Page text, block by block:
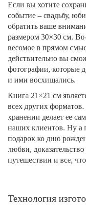
Если вы хотите
событие – свадьбу,
обратить ваше
размером 30×30 см.
весомое в прямом
действительно вы
фотографии, которые
и ими восхищались.
Книга 21×21 см
всех других форматов.
хранении делает ее
наших клиентов. Ну а
подарок ко дню
любви,
путешествии и все,
Технология